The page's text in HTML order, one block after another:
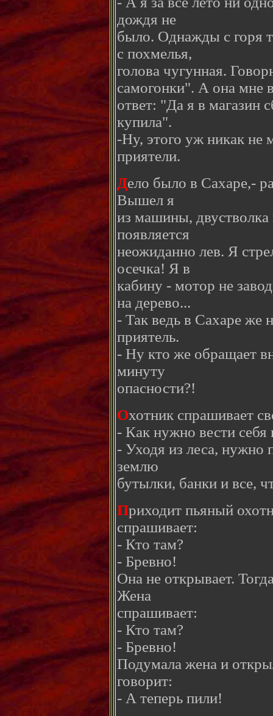
дождя не
было. Однажды с горя
с похмелья,
голова чугунная.
самогонки". А она мне
ответ: "Да я в магазин
купила".
-Ну, этого уж никак не
приятели.
Дело было в Сахаре,-
Вышел я
из машины, двустволка
появляется
неожиданно лев. Я
осечка! Я в
кабину - мотор не
на дерево...
- Так ведь в Сахаре же
приятель.
- Ну кто же обращает
минуту
опасности?!
Охотник спрашивает
- Как нужно вести себя
- Уходя из леса, нужно
землю
бутылки, банки и все,
Приходит пьяный
спрашивает:
- Кто там?
- Бревно!
Она не открывает.
Жена
спрашивает:
- Кто там?
- Бревно!
Подумала жена и
говорит:
- А теперь пили!